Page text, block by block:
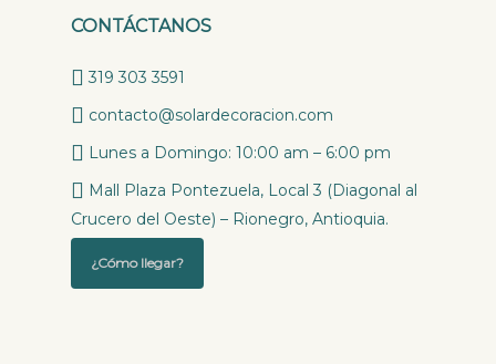
CONTÁCTANOS
319 303 3591
contacto@solardecoracion.com
Lunes a Domingo: 10:00 am – 6:00 pm
Mall Plaza Pontezuela, Local 3 (Diagonal al
Crucero del Oeste) – Rionegro, Antioquia.
¿Cómo llegar?